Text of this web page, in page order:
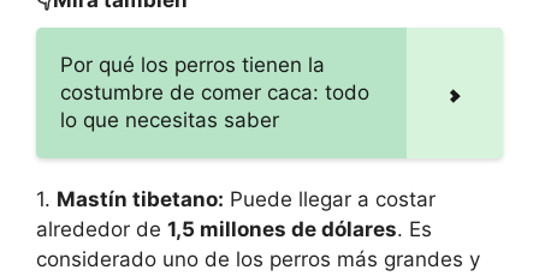
Por qué los perros tienen la
costumbre de comer caca: todo
lo que necesitas saber
1. Mastín tibetano: Puede llegar a costar
alrededor de 1,5 millones de dólares. Es
considerado uno de los perros más grandes y